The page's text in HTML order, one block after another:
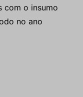
com o insumo
no ano